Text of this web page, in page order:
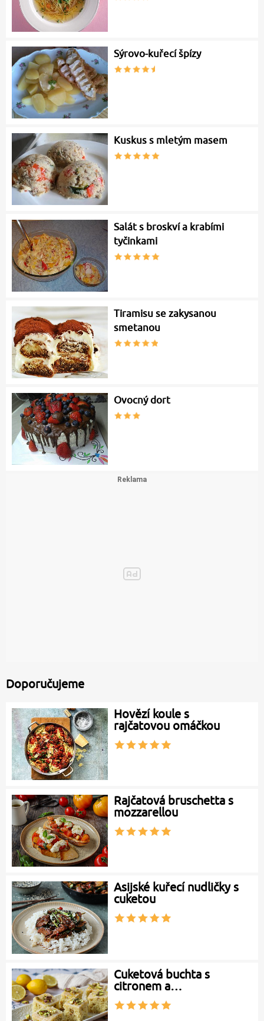
Sýrovo-kuřecí špízy
Kuskus s mletým masem
Salát s broskví a krabími
tyčinkami
Tiramisu se zakysanou
smetanou
Ovocný dort
Doporučujeme
Hovězí koule s
rajčatovou omáčkou
Rajčatová bruschetta s
mozzarellou
Asijské kuřecí nudličky s
cuketou
Cuketová buchta s
citronem a…